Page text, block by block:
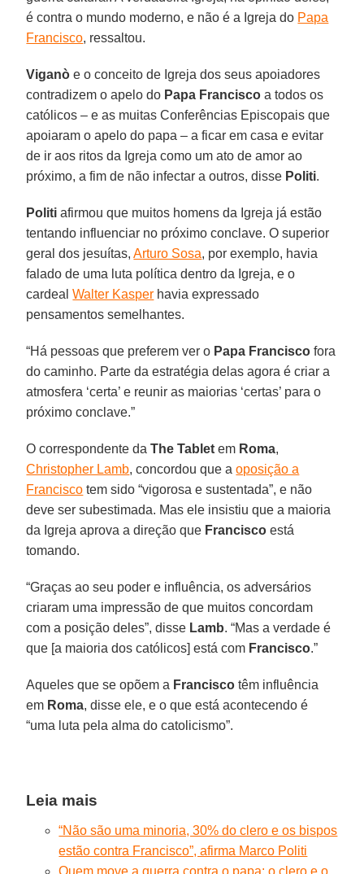
é contra o mundo moderno, e não é a Igreja do Papa
Francisco, ressaltou.
Viganò e o conceito de Igreja dos seus apoiadores
contradizem o apelo do Papa Francisco a todos os
católicos – e as muitas Conferências Episcopais que
apoiaram o apelo do papa – a ficar em casa e evitar
de ir aos ritos da Igreja como um ato de amor ao
próximo, a fim de não infectar a outros, disse Politi.
Politi afirmou que muitos homens da Igreja já estão
tentando influenciar no próximo conclave. O superior
geral dos jesuítas,Arturo Sosa, por exemplo, havia
falado de uma luta política dentro da Igreja, e o
cardealWalter Kasper havia expressado
pensamentos semelhantes.
“Há pessoas que preferem ver o Papa Francisco fora
do caminho. Parte da estratégia delas agora é criar a
atmosfera ‘certa’ e reunir as maiorias ‘certas’ para o
próximo conclave.”
O correspondente daThe Tablet em Roma,
Christopher Lamb, concordou que aoposição a
Francisco tem sido “vigorosa e sustentada”, e não
deve ser subestimada. Mas ele insistiu que a maioria
da Igreja aprova a direção que Francisco está
tomando.
“Graças ao seu poder e influência, os adversários
criaram uma impressão de que muitos concordam
com a posição deles”, disse Lamb. “Mas a verdade é
que [a maioria dos católicos] está com Francisco.”
Aqueles que se opõem a Francisco têm influência
em Roma, disse ele, e o que está acontecendo é
“uma luta pela alma do catolicismo”.
Leia mais
“Não são uma minoria, 30% do clero e os bispos
estão contra Francisco”, afirma Marco Politi
Quem move a guerra contra o papa: o clero e o